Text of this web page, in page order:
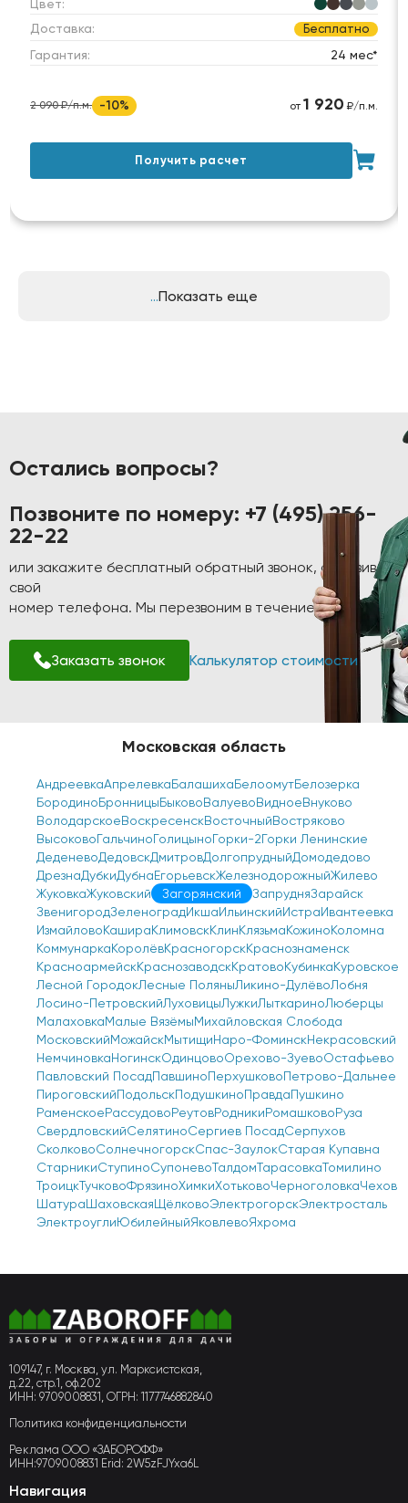
Цвет:
Доставка:
Бесплатно
Гарантия: 24 мес*
2 090 ₽/п.м. -10% от 1 920 ₽/п.м.
Получить расчет
Показать еще
Остались вопросы?
Позвоните по номеру: +7 (495) 256-
22-22
или закажите бесплатный обратный звонок, оставив
свой
номер телефона. Мы перезвоним в течение 1-2 минут!
Заказать звонок Калькулятор стоимости
Московская область
АндреевкаАпрелевкаБалашихаБелоомутБелозерка
БородиноБронницыБыковоВалуевоВидноеВнуково
ВолодарскоеВоскресенскВосточныйВостряково
ВысоковоГальчиноГолицыноГорки-2Горки Ленинские
ДеденевоДедовскДмитровДолгопрудныйДомодедово
ДрезнаДубкиДубнаЕгорьевскЖелезнодорожныйЖилево
ЖуковкаЖуковский Загорянский ЗапрудняЗарайск
ЗвенигородЗеленоградИкшаИльинскийИстраИвантеевка
ИзмайловоКашираКлимовскКлинКлязьмаКожиноКоломна
КоммунаркаКоролёвКрасногорскКраснознаменск
КрасноармейскКраснозаводскКратовоКубинкаКуровское
Лесной ГородокЛесные ПоляныЛикино-ДулёвоЛобня
Лосино-ПетровскийЛуховицыЛужкиЛыткариноЛюберцы
МалаховкаМалые ВязёмыМихайловская Слобода
МосковскийМожайскМытищиНаро-ФоминскНекрасовский
НемчиновкаНогинскОдинцовоОрехово-ЗуевоОстафьево
Павловский ПосадПавшиноПерхушковоПетрово-Дальнее
ПироговскийПодольскПодушкиноПравдаПушкино
РаменскоеРассудовоРеутовРодникиРомашковоРуза
СвердловскийСелятиноСергиев ПосадСерпухов
СколковоСолнечногорскСпас-ЗаулокСтарая Купавна
СтарникиСтупиноСупоневоТалдомТарасовкаТомилино
ТроицкТучковоФрязиноХимкиХотьковоЧерноголовкаЧехов
ШатураШаховскаяЩёлковоЭлектрогорскЭлектросталь
ЭлектроуглиЮбилейныйЯковлевоЯхрома
109147, г. Москва, ул. Марксистская,
д.22, стр.1, оф.202
ИНН: 9709008831, ОГРН: 1177746882840
Политика конфиденциальности
Реклама ООО «ЗАБОРОФФ»
ИНН:9709008831 Erid: 2W5zFJYxa6L
Навигация